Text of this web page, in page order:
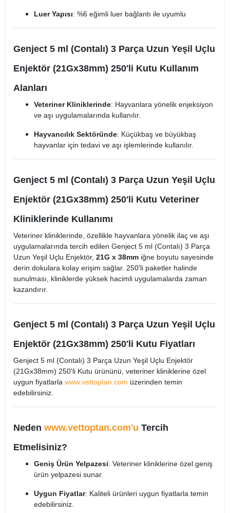
Luer Yapısı: %6 eğimli luer bağlantı ile uyumlu
Genject 5 ml (Contalı) 3 Parça Uzun Yeşil Uçlu
Enjektör (21Gx38mm) 250'li Kutu Kullanım
Alanları
Veteriner Kliniklerinde: Hayvanlara yönelik enjeksiyon
ve aşı uygulamalarında kullanılır.
Hayvancılık Sektöründe: Küçükbaş ve büyükbaş
hayvanlar için tedavi ve aşı işlemlerinde kullanılır.
Genject 5 ml (Contalı) 3 Parça Uzun Yeşil Uçlu
Enjektör (21Gx38mm) 250'li Kutu Veteriner
Kliniklerinde Kullanımı
Veteriner kliniklerinde, özellikle hayvanlara yönelik ilaç ve aşı
uygulamalarında tercih edilen Genject 5 ml (Contalı) 3 Parça
Uzun Yeşil Uçlu Enjektör, 21G x 38mm iğne boyutu sayesinde
derin dokulara kolay erişim sağlar. 250'li paketler halinde
sunulması, kliniklerde yüksek hacimli uygulamalarda zaman
kazandırır.
Genject 5 ml (Contalı) 3 Parça Uzun Yeşil Uçlu
Enjektör (21Gx38mm) 250'li Kutu Fiyatları
Genject 5 ml (Contalı) 3 Parça Uzun Yeşil Uçlu Enjektör
(21Gx38mm) 250'li Kutu ürününü, veteriner kliniklerine özel
uygun fiyatlarla www.vettoptan.com üzerinden temin
edebilirsiniz.
Neden www.vettoptan.com'u Tercih
Etmelisiniz?
Geniş Ürün Yelpazesi: Veteriner kliniklerine özel geniş
ürün yelpazesi sunar.
Uygun Fiyatlar: Kaliteli ürünleri uygun fiyatlarla temin
edebilirsiniz.